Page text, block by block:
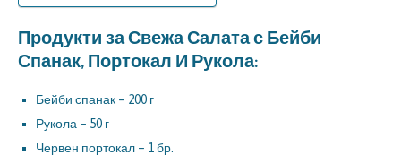
Продукти за Свежа Салата с Бейби
Спанак, Портокал И Рукола:
Бейби спанак – 200 г
Рукола – 50 г
Червен портокал – 1 бр.